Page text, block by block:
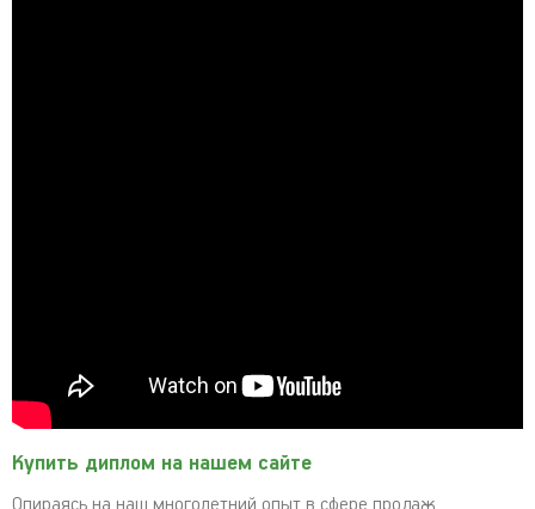
Купить диплом на нашем сайте